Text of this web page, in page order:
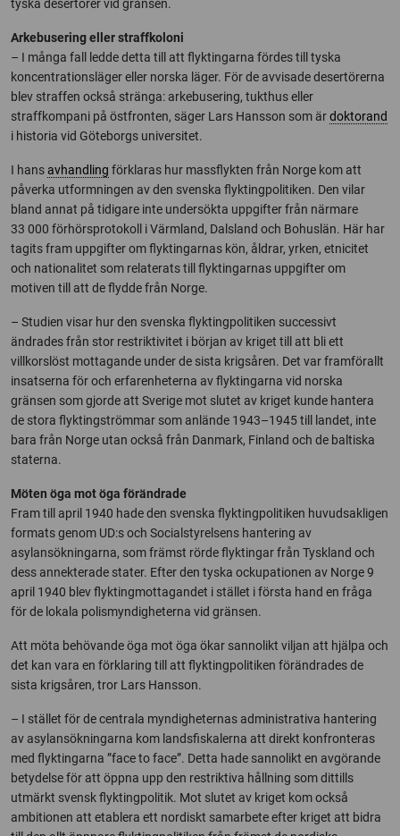
tyska desertörer vid gränsen.
Arkebusering eller straffkoloni
– I många fall ledde detta till att flyktingarna fördes till tyska
koncentrationsläger eller norska läger. För de avvisade desertörerna
blev straffen också stränga: arkebusering, tukthus eller
straffkompani på östfronten, säger Lars Hansson som ärdoktorand
i historia vid Göteborgs universitet.
I hansavhandling förklaras hur massflykten från Norge kom att
påverka utformningen av den svenska flyktingpolitiken. Den vilar
bland annat på tidigare inte undersökta uppgifter från närmare
33 000 förhörsprotokoll i Värmland, Dalsland och Bohuslän. Här har
tagits fram uppgifter om flyktingarnas kön, åldrar, yrken, etnicitet
och nationalitet som relaterats till flyktingarnas uppgifter om
motiven till att de flydde från Norge.
– Studien visar hur den svenska flyktingpolitiken successivt
ändrades från stor restriktivitet i början av kriget till att bli ett
villkorslöst mottagande under de sista krigsåren. Det var framförallt
insatserna för och erfarenheterna av flyktingarna vid norska
gränsen som gjorde att Sverige mot slutet av kriget kunde hantera
de stora flyktingströmmar som anlände 1943–1945 till landet, inte
bara från Norge utan också från Danmark, Finland och de baltiska
staterna.
Möten öga mot öga förändrade
Fram till april 1940 hade den svenska flyktingpolitiken huvudsakligen
formats genom UD:s och Socialstyrelsens hantering av
asylansökningarna, som främst rörde flyktingar från Tyskland och
dess annekterade stater. Efter den tyska ockupationen av Norge 9
april 1940 blev flyktingmottagandet i stället i första hand en fråga
för de lokala polismyndigheterna vid gränsen.
Att möta behövande öga mot öga ökar sannolikt viljan att hjälpa och
det kan vara en förklaring till att flyktingpolitiken förändrades de
sista krigsåren, tror Lars Hansson.
– I stället för de centrala myndigheternas administrativa hantering
av asylansökningarna kom landsfiskalerna att direkt konfronteras
med flyktingarna ”face to face”. Detta hade sannolikt en avgörande
betydelse för att öppna upp den restriktiva hållning som dittills
utmärkt svensk flyktingpolitik. Mot slutet av kriget kom också
ambitionen att etablera ett nordiskt samarbete efter kriget att bidra